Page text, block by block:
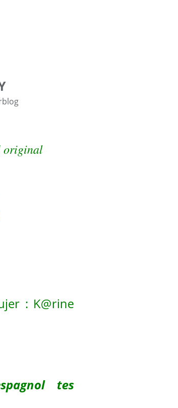
original
: K@rine
tes